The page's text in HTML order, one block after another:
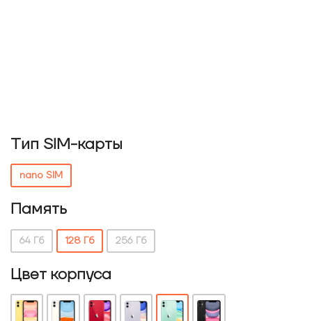
Тип SIM-карты
nano SIM
Память
64 Гб 128 Гб 256 Гб
Цвет корпуса